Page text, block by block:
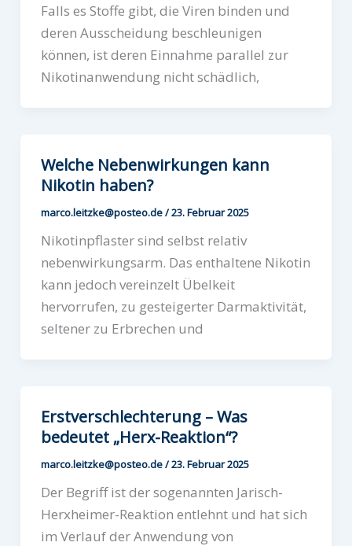
Falls es Stoffe gibt, die Viren binden und
deren Ausscheidung beschleunigen
können, ist deren Einnahme parallel zur
Nikotinanwendung nicht schädlich,
Welche Nebenwirkungen kann
Nikotin haben?
marco.leitzke@posteo.de/23. Februar 2025
Nikotinpflaster sind selbst relativ
nebenwirkungsarm. Das enthaltene Nikotin
kann jedoch vereinzelt Übelkeit
hervorrufen, zu gesteigerter Darmaktivität,
seltener zu Erbrechen und
Erstverschlechterung – Was
bedeutet „Herx-Reaktion“?
marco.leitzke@posteo.de/23. Februar 2025
Der Begriff ist der sogenannten Jarisch-
Herxheimer-Reaktion entlehnt und hat sich
im Verlauf der Anwendung von